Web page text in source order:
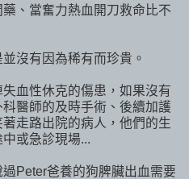
、當奮力熱血開刀救命比不
沒有因為稀有而珍貴。
血性休克的傷患，如果沒有
醫師的及時手術、後續加護
走路出院的病人，他們的生
或急診現場...
Peter爸養的狗脾臟出血需要